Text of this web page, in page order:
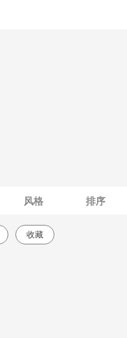
风格 排序
收藏